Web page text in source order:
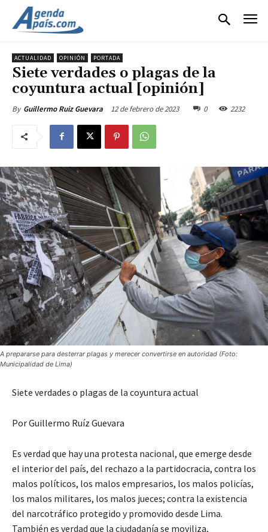
ACTUALIDAD OPINIÓN PORTADA
Siete verdades o plagas de la
coyuntura actual [opinión]
By Guillermo Ruiz Guevara 12 de febrero de 2023 0 2232
A prepararse para desterrar plagas y merecer convertirse en autoridad (Foto:
Municipalidad de Lima)
Siete verdades o plagas de la coyuntura actual
Por Guillermo Ruíz Guevara
Es verdad que hay una protesta nacional, que emerge desde
el interior del país, del rechazo a la partidocracia, contra los
malos políticos, los malos empresarios, los malos policías,
los malos militares, los malos jueces; contra la existencia
del narcotráfico protegido y promovido desde Lima.
También es verdad que la ciudadanía se moviliza,